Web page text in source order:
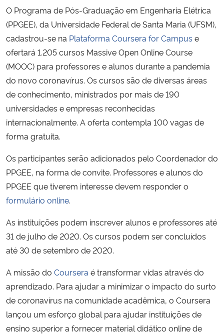
Ministério do Turismo
Ministério do Desenvolvimento Regional
Controladoria-Geral da União
Ministério da Mulher, da Família e dos Direitos Humanos
Secretaria de Governo
Gabinete de Segurança Institucional
Advocacia-Geral da União
Banco Central do Brasil
Planalto
O Programa de Pós-Graduação em Engenharia Elétrica
(PPGEE), da Universidade Federal de Santa Maria (UFSM),
cadastrou-se na Plataforma Coursera for Campus e
ofertará 1.205 cursos Massive Open Online Course
(MOOC) para professores e alunos durante a pandemia
do novo coronavírus. Os cursos são de diversas áreas
de conhecimento, ministrados por mais de 190
universidades e empresas reconhecidas
internacionalmente. A oferta contempla 100 vagas de
forma gratuita.
Os participantes serão adicionados pelo Coordenador do
PPGEE, na forma de convite. Professores e alunos do
PPGEE que tiverem interesse devem responder o
formulário online.
As instituições podem inscrever alunos e professores até
31 de julho de 2020. Os cursos podem ser concluídos
até 30 de setembro de 2020.
A missão do Coursera é transformar vidas através do
aprendizado. Para ajudar a minimizar o impacto do surto
de coronavírus na comunidade acadêmica, o Coursera
lançou um esforço global para ajudar instituições de
ensino superior a fornecer material didático online de